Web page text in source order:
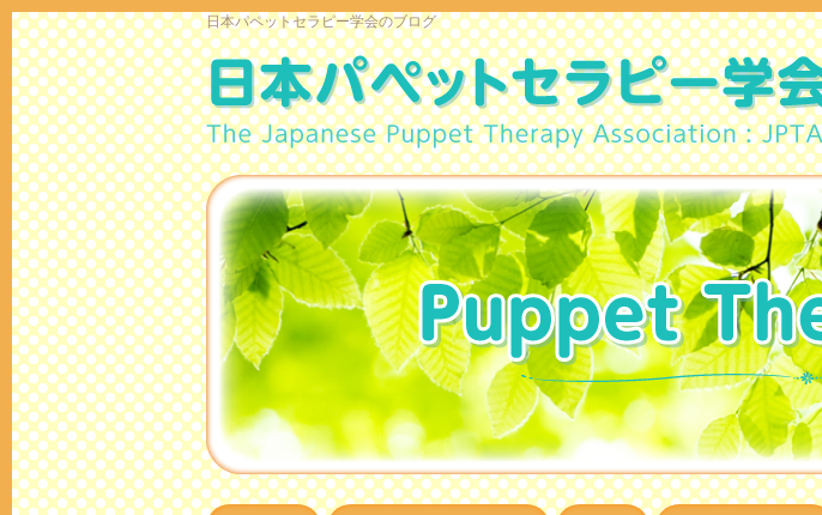
日本パペットセラピー学会のブログ